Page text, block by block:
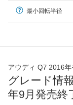
最小回転半径
アウディ Q7 2016
グレード情
年9月発売終